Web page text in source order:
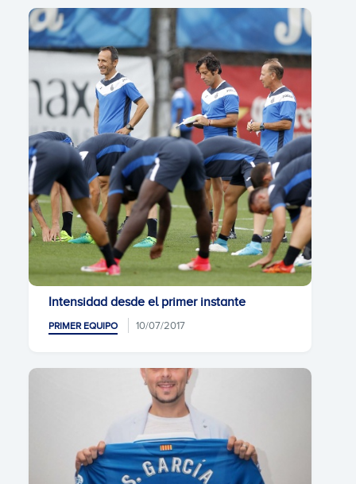
Intensidad desde el primer instante
PRIMER EQUIPO 10/07/2017